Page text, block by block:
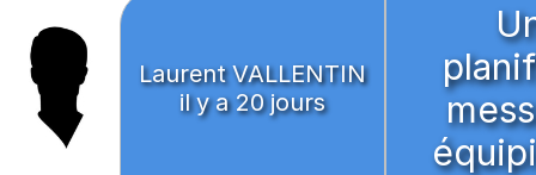
Laurent VALLENTIN
il y a 20 jours